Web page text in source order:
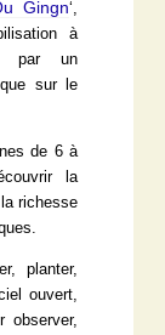
Gingn‘,
à
par un
sur le
de 6 à
la
richesse
planter,
ouvert,